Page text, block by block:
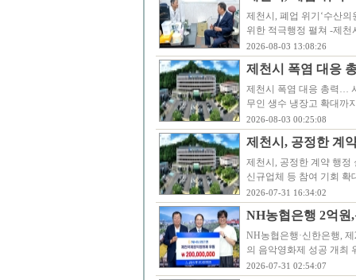
제천시, 폐업 위기‘수산
위한 적극행정 펼쳐 -제
2026-08-03 13:08:26
제천시 폭염 대응
제천시 폭염 대응 총력…
무인 생수 냉장고 확대까
2026-08-03 00:25:08
제천시, 공정한 계
제천시, 공정한 계약 행정
신규업체 등 참여 기회
2026-07-31 16:34:02
NH농협은행 2억
NH농협은행·신한은행,
의 음악영화제 성공 개최
2026-07-31 02:54:07